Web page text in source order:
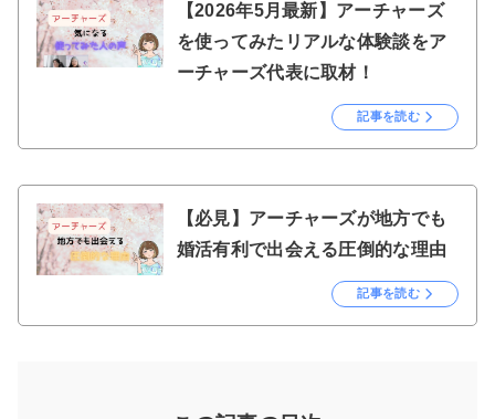
【2026年5月最新】アーチャーズ
を使ってみたリアルな体験談をア
ーチャーズ代表に取材！
記事を読む
【必見】アーチャーズが地方でも
婚活有利で出会える圧倒的な理由
記事を読む